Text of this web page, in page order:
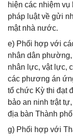
hiện các nhiệm
pháp luật về gửi
mật nhà nước.
e) Phối hợp với
nhân dân
nhân lực, vật lực,
các phương án
tổ chức Kỳ thi đạt
bảo an ninh trật
địa bàn Thành
g) Phối hợp với